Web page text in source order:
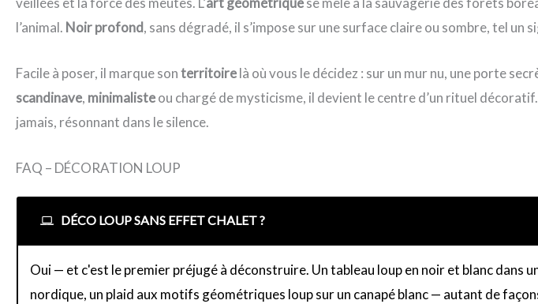
l’animal. Noir profond, sans dégradé, il s’impose sur une surface claire ou sombre, tel un
Facile à poser, il marque sonterritoirelà où vous le décidez : sur un mur nu, une porte
scandinave, minimalisteou chargé de mysticisme, il devient le centre d’un rituel
jamais, résonnant dans le silence.
FAQ – DÉCORATION LOUP
DÉCO LOUP SANS EFFET CHALET ?
Oui — et c'est le premier préjugé à déconstruire. Un tableau loup en noir et blanc dans
nordique, un plaid aux motifs géométriques loup sur un canapé blanc — autant de